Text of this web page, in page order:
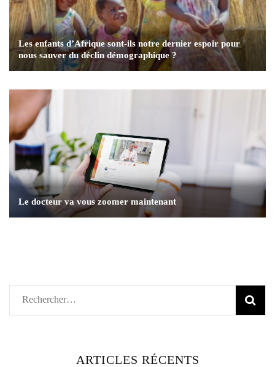
Les enfants d’Afrique sont-ils notre dernier espoir pour
nous sauver du déclin démographique ?
Le docteur va vous zoomer maintenant
Rechercher :
ARTICLES RÉCENTS